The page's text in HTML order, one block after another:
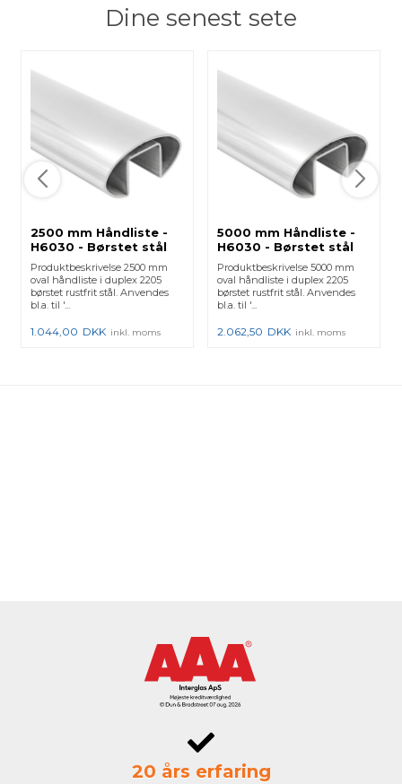
Dine senest sete
2500 mm Håndliste -
H6030 - Børstet stål
Produktbeskrivelse 2500 mm
oval håndliste i duplex 2205
børstet rustfrit stål. Anvendes
bl.a. til '...
1.044,00 DKK inkl. moms
5000 mm Håndliste -
H6030 - Børstet stål
Produktbeskrivelse 5000 mm
oval håndliste i duplex 2205
børstet rustfrit stål. Anvendes
bl.a. til '...
2.062,50 DKK inkl. moms
20 års erfaring